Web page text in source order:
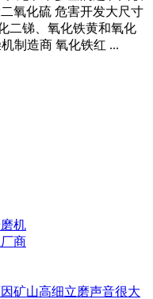
氧化硫 危害开发大尺寸
二锑、氧化铁黄和氧化
制造商 氧化铁红 ...
机
商
矿山高细立磨声音很大